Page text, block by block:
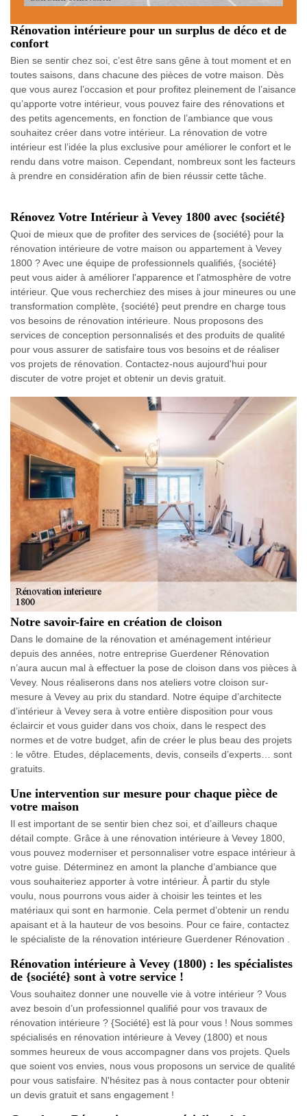
Rénovation intérieure pour un surplus de déco et de
confort
Bien se sentir chez soi, c’est être sans gêne à tout moment et en
toutes saisons, dans chacune des pièces de votre maison. Dès
que vous aurez l’occasion et pour profitez pleinement de l’aisance
qu’apporte votre intérieur, vous pouvez faire des rénovations et
des petits agencements, en fonction de l’ambiance que vous
souhaitez créer dans votre intérieur. La rénovation de votre
intérieur est l’idée la plus exclusive pour améliorer le confort et le
rendu dans votre maison. Cependant, nombreux sont les facteurs
à prendre en considération afin de bien réussir cette tâche.
Rénovez Votre Intérieur à Vevey 1800 avec {société}
Quoi de mieux que de profiter des services de {société} pour la
rénovation intérieure de votre maison ou appartement à Vevey
1800 ? Avec une équipe de professionnels qualifiés, {société}
peut vous aider à améliorer l'apparence et l'atmosphère de votre
intérieur. Que vous recherchiez des mises à jour mineures ou une
transformation complète, {société} peut prendre en charge tous
vos besoins de rénovation intérieure. Nous proposons des
services de conception personnalisés et des produits de qualité
pour vous assurer de satisfaire tous vos besoins et de réaliser
vos projets de rénovation. Contactez-nous aujourd'hui pour
discuter de votre projet et obtenir un devis gratuit.
Notre savoir-faire en création de cloison
Dans le domaine de la rénovation et aménagement intérieur
depuis des années, notre entreprise Guerdener Rénovation
n’aura aucun mal à effectuer la pose de cloison dans vos pièces à
Vevey. Nous réaliserons dans nos ateliers votre cloison sur-
mesure à Vevey au prix du standard. Notre équipe d’architecte
d’intérieur à Vevey sera à votre entière disposition pour vous
éclaircir et vous guider dans vos choix, dans le respect des
normes et de votre budget, afin de créer le plus beau des projets
: le vôtre. Etudes, déplacements, devis, conseils d’experts… sont
gratuits.
Une intervention sur mesure pour chaque pièce de
votre maison
Il est important de se sentir bien chez soi, et d’ailleurs chaque
détail compte. Grâce à une rénovation intérieure à Vevey 1800,
vous pouvez moderniser et personnaliser votre espace intérieur à
votre guise. Déterminez en amont la planche d’ambiance que
vous souhaiteriez apporter à votre intérieur. À partir du style
voulu, nous pourrons vous aider à choisir les teintes et les
matériaux qui sont en harmonie. Cela permet d’obtenir un rendu
apaisant et à la hauteur de vos besoins. Pour ce faire, contactez
le spécialiste de la rénovation intérieure Guerdener Rénovation .
Rénovation intérieure à Vevey (1800) : les spécialistes
de {société} sont à votre service !
Vous souhaitez donner une nouvelle vie à votre intérieur ? Vous
avez besoin d’un professionnel qualifié pour vos travaux de
rénovation intérieure ? {Société} est là pour vous ! Nous sommes
spécialisés en rénovation intérieure à Vevey (1800) et nous
sommes heureux de vous accompagner dans vos projets. Quels
que soient vos envies, nous vous proposons un service de qualité
pour vous satisfaire. N'hésitez pas à nous contacter pour obtenir
un devis gratuit et sans engagement !